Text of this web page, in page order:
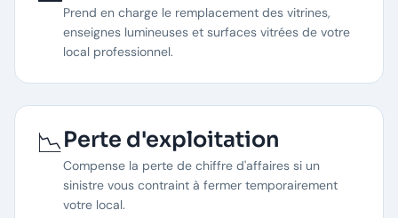
Prend en charge le remplacement des vitrines,
enseignes lumineuses et surfaces vitrées de votre
local professionnel.
📉Perte d'exploitation
Compense la perte de chiffre d'affaires si un
sinistre vous contraint à fermer temporairement
votre local.